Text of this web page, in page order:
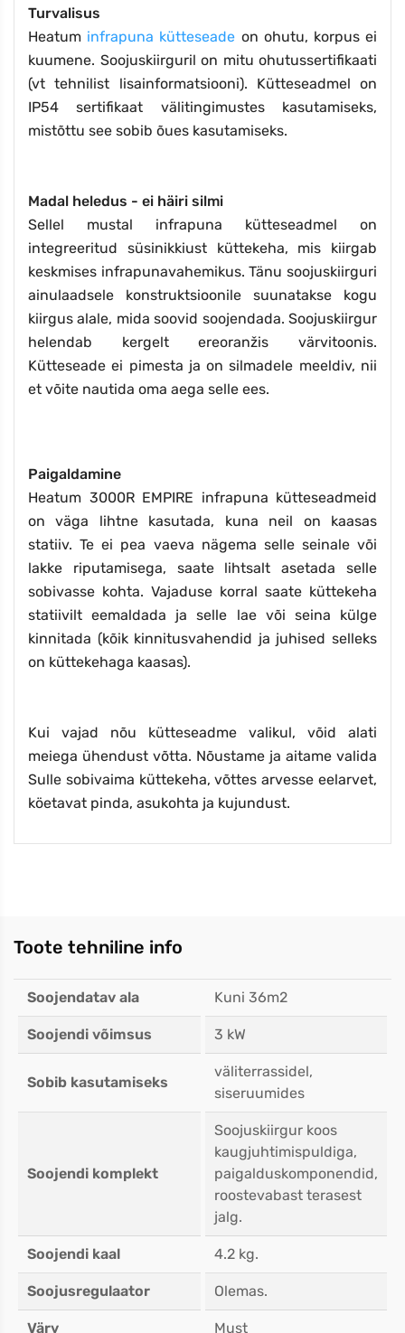
Turvalisus
Heatum infrapuna kütteseade on ohutu, korpus ei
kuumene. Soojuskiirguril on mitu ohutussertifikaati
(vt tehnilist lisainformatsiooni). Kütteseadmel on
IP54 sertifikaat välitingimustes kasutamiseks,
mistõttu see sobib õues kasutamiseks.
Madal heledus - ei häiri silmi
Sellel mustal infrapuna kütteseadmel on
integreeritud süsinikkiust küttekeha, mis kiirgab
keskmises infrapunavahemikus. Tänu soojuskiirguri
ainulaadsele konstruktsioonile suunatakse kogu
kiirgus alale, mida soovid soojendada. Soojuskiirgur
helendab kergelt ereoranžis värvitoonis.
Kütteseade ei pimesta ja on silmadele meeldiv, nii
et võite nautida oma aega selle ees.
Paigaldamine
Heatum 3000R EMPIRE infrapuna kütteseadmeid
on väga lihtne kasutada, kuna neil on kaasas
statiiv. Te ei pea vaeva nägema selle seinale või
lakke riputamisega, saate lihtsalt asetada selle
sobivasse kohta. Vajaduse korral saate küttekeha
statiivilt eemaldada ja selle lae või seina külge
kinnitada (kõik kinnitusvahendid ja juhised selleks
on küttekehaga kaasas).
Kui vajad nõu kütteseadme valikul, võid alati
meiega ühendust võtta. Nõustame ja aitame valida
Sulle sobivaima küttekeha, võttes arvesse eelarvet,
köetavat pinda, asukohta ja kujundust.
Toote tehniline info
Soojendatav ala Kuni 36m2
Soojendi võimsus 3 kW
Sobib kasutamiseks
väliterrassidel,
siseruumides
Soojendi komplekt
Soojuskiirgur koos
kaugjuhtimispuldiga,
paigalduskomponendid,
roostevabast terasest
jalg.
Soojendi kaal 4.2 kg.
Soojusregulaator Olemas.
Värv Must